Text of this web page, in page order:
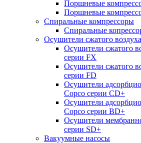
Поршневые
Поршневые
Спиральные компрессоры
Спиральные
Осушители сжатого воздуха
Осушители сжатого
серии FX
Осушители сжатого
серии FD
Осушители
Copco серии СD+
Осушители
Copco серии BD+
Осушители
серии SD+
Вакуумные насосы